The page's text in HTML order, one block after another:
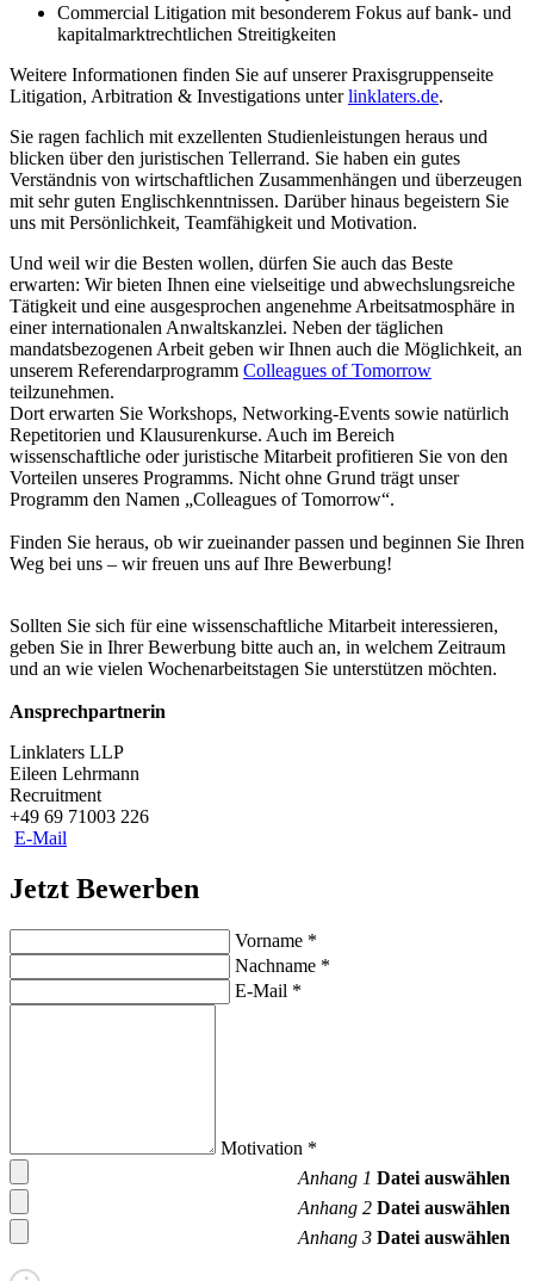
Commercial Litigation mit besonderem Fokus auf bank- und
kapitalmarktrechtlichen Streitigkeiten
Weitere Informationen finden Sie auf unserer Praxisgruppenseite
Litigation, Arbitration & Investigations unterlinklaters.de.
Sie ragen fachlich mit exzellenten Studienleistungen heraus und
blicken über den juristischen Tellerrand. Sie haben ein gutes
Verständnis von wirtschaftlichen Zusammenhängen und überzeugen
mit sehr guten Englischkenntnissen. Darüber hinaus begeistern Sie
uns mit Persönlichkeit, Teamfähigkeit und Motivation.
Und weil wir die Besten wollen, dürfen Sie auch das Beste
erwarten: Wir bieten Ihnen eine vielseitige und abwechslungsreiche
Tätigkeit und eine ausgesprochen angenehme Arbeitsatmosphäre in
einer internationalen Anwaltskanzlei. Neben der täglichen
mandatsbezogenen Arbeit geben wir Ihnen auch die Möglichkeit, an
unserem Referendarprogramm Colleagues of Tomorrow
teilzunehmen.
Dort erwarten Sie Workshops, Networking-Events sowie natürlich
Repetitorien und Klausurenkurse. Auch im Bereich
wissenschaftliche oder juristische Mitarbeit profitieren Sie von den
Vorteilen unseres Programms. Nicht ohne Grund trägt unser
Programm den Namen „Colleagues of Tomorrow“.
Finden Sie heraus, ob wir zueinander passen und beginnen Sie Ihren
Weg bei uns – wir freuen uns auf Ihre Bewerbung!
Sollten Sie sich für eine wissenschaftliche Mitarbeit interessieren,
geben Sie in Ihrer Bewerbung bitte auch an, in welchem Zeitraum
und an wie vielen Wochenarbeitstagen Sie unterstützen möchten.
Ansprechpartnerin
Linklaters LLP
Eileen Lehrmann
Recruitment
+49 69 71003 226
E-Mail
Jetzt Bewerben
Vorname *
Nachname *
E-Mail *
Motivation *
Anhang 1 Datei auswählen
Anhang 2 Datei auswählen
Anhang 3 Datei auswählen